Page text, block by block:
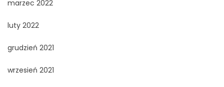
marzec 2022
luty 2022
grudzień 2021
wrzesień 2021